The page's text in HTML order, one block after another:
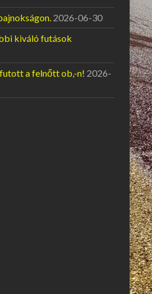
2026-06-30
kiváló futások
a felnőtt ob,-n! 2026-